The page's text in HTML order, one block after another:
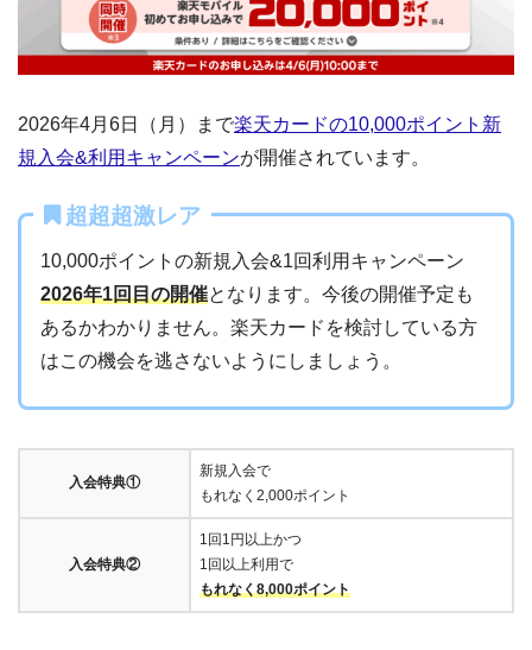
2026年4月6日（月）まで楽天カードの10,000ポイント新
規入会&利用キャンペーンが開催されています。
超超超激レア
10,000ポイントの新規入会&1回利用キャンペーン
2026年1回目の開催となります。今後の開催予定も
あるかわかりません。楽天カードを検討している方
はこの機会を逃さないようにしましょう。
入会特典①
新規入会で
もれなく2,000ポイント
入会特典②
1回1円以上かつ
1回以上利用で
もれなく8,000ポイント